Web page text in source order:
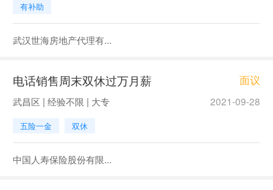
有补助
武汉世海房地产代理有...
电话销售周末双休过万月薪 面议
武昌区 | 经验不限 | 大专 2021-09-28
五险一金 双休
中国人寿保险股份有限...